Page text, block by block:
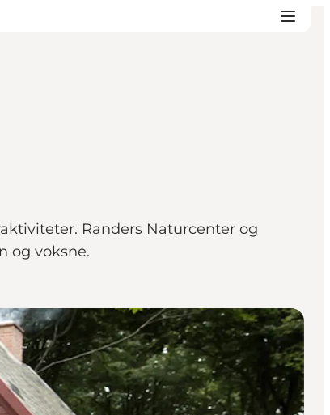
Randers Naturcenter og
og voksne.